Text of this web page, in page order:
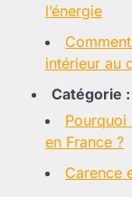
l’énergie
intérieur au
Catégorie :
en France ?
Carence